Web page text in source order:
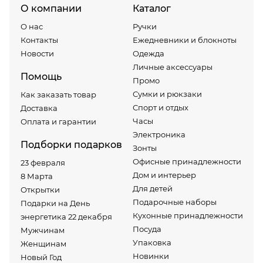
О компании
О нас
Контакты
Новости
Помощь
Как заказать товар
Доставка
Оплата и гарантии
Подборки подарков
23 февраля
8 Марта
Открытки
Подарки на День
энергетика 22 декабря
Мужчинам
Женщинам
Новый Год
Каталог
Ручки
Ежедневники и блокноты
Одежда
Личные аксессуары
Промо
Сумки и рюкзаки
Спорт и отдых
Часы
Электроника
Зонты
Офисные принадлежности
Дом и интерьер
Для детей
Подарочные наборы
Кухонные принадлежности
Посуда
Упаковка
Новинки